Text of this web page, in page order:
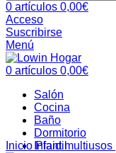
0 artículos 0,00€
Acceso
Suscribirse
Menú
0 artículos 0,00€
Salón
Cocina
Baño
Dormitorio
Infantil
Inicio Plaid multiusos